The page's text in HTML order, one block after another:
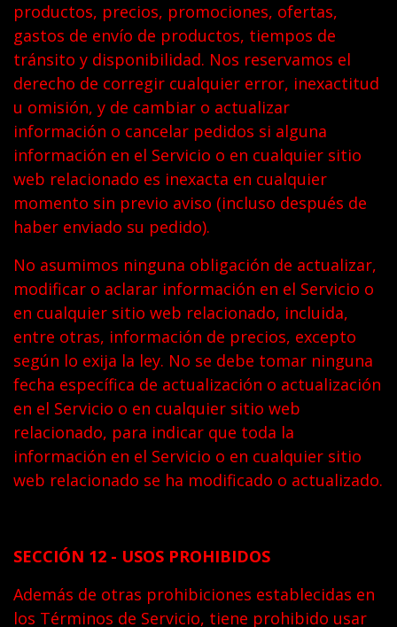
productos, precios, promociones, ofertas,
gastos de envío de productos, tiempos de
tránsito y disponibilidad. Nos reservamos el
derecho de corregir cualquier error, inexactitud
u omisión, y de cambiar o actualizar
información o cancelar pedidos si alguna
información en el Servicio o en cualquier sitio
web relacionado es inexacta en cualquier
momento sin previo aviso (incluso después de
haber enviado su pedido).
No asumimos ninguna obligación de actualizar,
modificar o aclarar información en el Servicio o
en cualquier sitio web relacionado, incluida,
entre otras, información de precios, excepto
según lo exija la ley. No se debe tomar ninguna
fecha específica de actualización o actualización
en el Servicio o en cualquier sitio web
relacionado, para indicar que toda la
información en el Servicio o en cualquier sitio
web relacionado se ha modificado o actualizado.
SECCIÓN 12 - USOS PROHIBIDOS
Además de otras prohibiciones establecidas en
los Términos de Servicio, tiene prohibido usar